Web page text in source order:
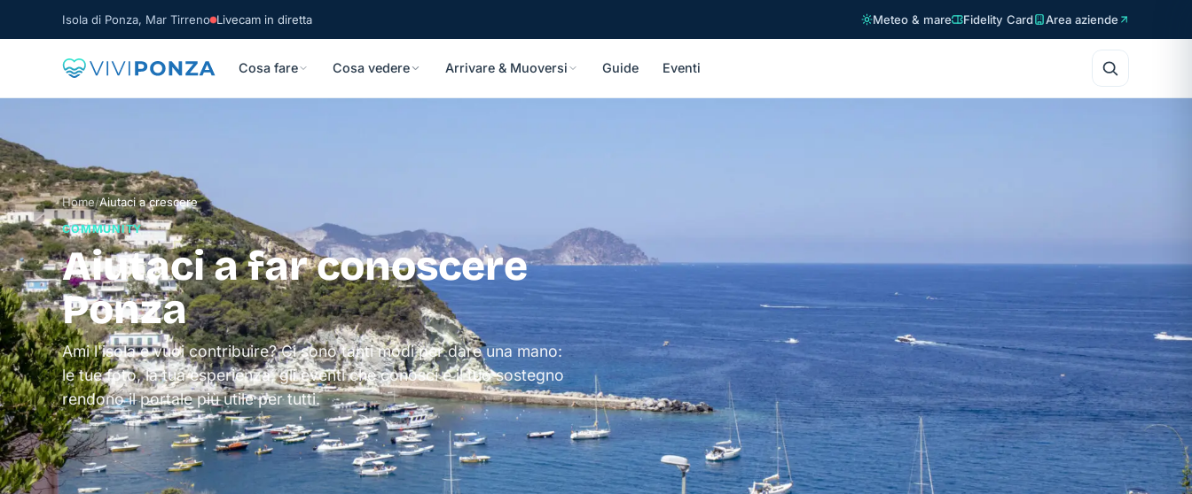
Isola di Ponza, Mar Tirreno Livecam in diretta Meteo & mare Fidelity Card Area aziende
Cosa fare Cosa vedere Arrivare & Muoversi Guide Eventi
Home/Aiutaci a crescere
COMMUNITY
Aiutaci a far conoscere
Ponza
Ami l'isola e vuoi contribuire? Ci sono tanti modi per dare una mano:
le tue foto, la tua esperienza, gli eventi che conosci e il tuo sostegno
rendono il portale più utile per tutti.